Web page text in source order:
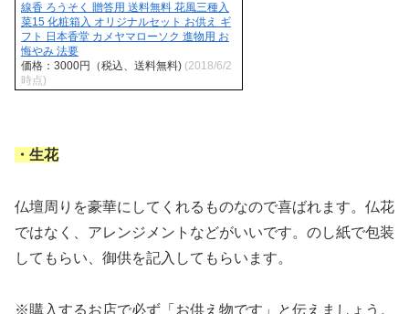
線香 ろうそく 贈答用 送料無料 花風三種入
菜15 化粧箱入 オリジナルセット お供え ギ
フト 日本香堂 カメヤマローソク 進物用 お
悔やみ 法要
価格：3000円（税込、送料無料) (2018/6/2
時点)
・生花
仏壇周りを豪華にしてくれるものなので喜ばれます。仏花
ではなく、アレンジメントなどがいいです。のし紙で包装
してもらい、御供を記入してもらいます。
※購入するお店で必ず「お供え物です」と伝えましょう。